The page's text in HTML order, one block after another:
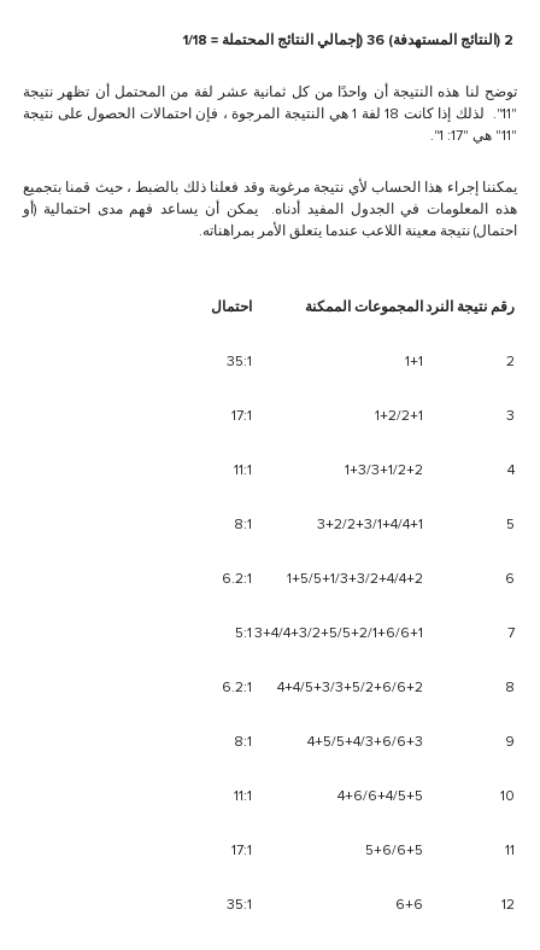
توضح لنا هذه النتيجة أن واحدًا من كل ثمانية عشر لفة من المحتمل أن تظهر نتيجة
"11". لذلك إذا كانت 18 لفة 1 هي النتيجة المرجوة ، فإن احتمالات الحصول على نتيجة
"11" هي "17: 1".
يمكننا إجراء هذا الحساب لأي نتيجة مرغوبة وقد فعلنا ذلك بالضبط ، حيث قمنا بتجميع
هذه المعلومات في الجدول المفيد أدناه. يمكن أن يساعد فهم مدى احتمالية (أو
احتمال) نتيجة معينة اللاعب عندما يتعلق الأمر بمراهناته.
رقم نتيجة النردالمجموعات الممكنة احتمال
2
1+1
35:1
3
1+2/2+1
17:1
4
1+3/3+1/2+2
11:1
5
3+2/2+3/1+4/4+1
8:1
6
1+5/5+1/3+3/2+4/4+2
6.2:1
7
3+4/4+3/2+5/5+2/1+6/6+1
5:1
8
4+4/5+3/3+5/2+6/6+2
6.2:1
9
4+5/5+4/3+6/6+3
8:1
10
4+6/6+4/5+5
11:1
11
5+6/6+5
17:1
12
6+6
35:1